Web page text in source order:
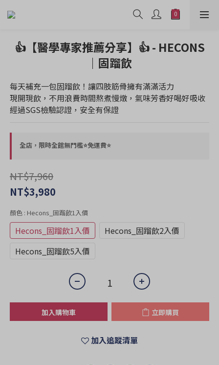
👍【醫學專家推薦分享】👍 - HECONS
｜固蹓飲
每天補充一包固蹓飲！讓四肢筋骨擁有滿滿活力
現開現飲，不用浪費時間熬煮慢燉，氣味芳香好喝好吸收
經過SGS檢驗認證，安全有保證
全店，限時全館無門檻⭐免運費⭐
NT$7,960
NT$3,980
顏色 : Hecons_固蹓飲1入價
Hecons_固蹓飲1入價
Hecons_固蹓飲2入價
Hecons_固蹓飲5入價
加入購物車 立即購買
加入追蹤清單